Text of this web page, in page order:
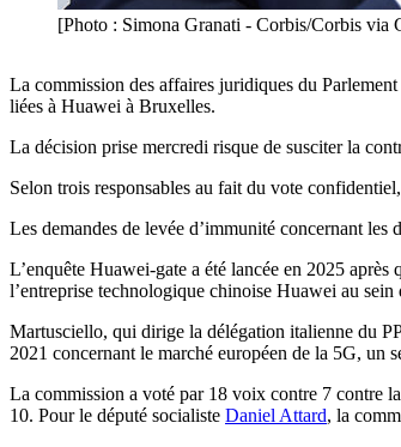
[Photo : Simona Granati - Corbis/Corbis via
La commission des affaires juridiques du
liées à Huawei à Bruxelles.
La décision prise mercredi risque de susciter la
Selon trois responsables au fait du vote
Les demandes de levée d’immunité concernant
L’enquête Huawei-gate a été lancée en 2025
l’entreprise technologique chinoise Huawei au sein
Martusciello, qui dirige la délégation italienne du
2021 concernant le marché européen de la 5G, un
La commission a voté par 18 voix contre 7 contre
10. Pour le député socialiste Daniel Attard, la